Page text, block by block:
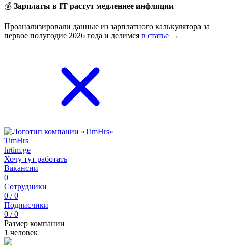
💰 Зарплаты в IT растут медленнее инфляции
Проанализировали данные из зарплатного калькулятора за
первое полугодие 2026 года и делимся в статье →
TimHrs
hrtim.ge
Хочу тут работать
Вакансии
0
Сотрудники
0 / 0
Подписчики
0 / 0
Размер компании
1 человек